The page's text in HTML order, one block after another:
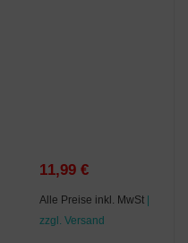
11,99 €
Alle Preise inkl. MwSt |
zzgl. Versand